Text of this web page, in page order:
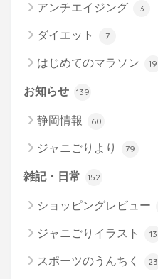
アンチエイジング 3
ダイエット 7
はじめてのマラソン 19
お知らせ 139
静岡情報 60
ジャニごりより 79
雑記・日常 152
ショッピングレビュー
ジャニごりイラスト 13
スポーツのうんちく 23